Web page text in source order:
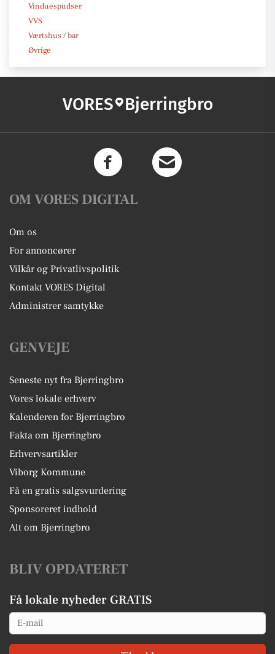
Vinduespudser
VVS
Værtshus / bar
Øvrige
VORES Bjerringbro
OM VORES DIGITAL
Om os
For annoncører
Vilkår og Privatlivspolitik
Kontakt VORES Digital
Administrer samtykke
GENVEJE
Seneste nyt fra Bjerringbro
Vores lokale erhverv
Kalenderen for Bjerringbro
Fakta om Bjerringbro
Erhvervsartikler
Viborg Kommune
Få en gratis salgsvurdering
Sponsoreret indhold
Alt om Bjerringbro
BLIV OPDATERET
Få lokale nyheder GRATIS
Email